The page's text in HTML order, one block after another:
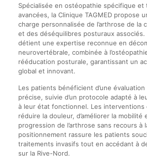
Spécialisée en ostéopathie spécifique et
avancées, la Clinique TAGMED propose
charge personnalisée de l’arthrose de la
et des déséquilibres posturaux associés.
détient une expertise reconnue en
neurovertébrale, combinée à
rééducation posturale, garantissant un
global et innovant.
Les patients bénéficient d’une
précise, suivie d’un protocole adapté à
à leur état fonctionnel. Les
réduire la douleur, d’améliorer la mobilité
progression de l’arthrose sans recours à
positionnement rassure les patients
traitements invasifs tout en accédant à
sur la Rive-Nord.